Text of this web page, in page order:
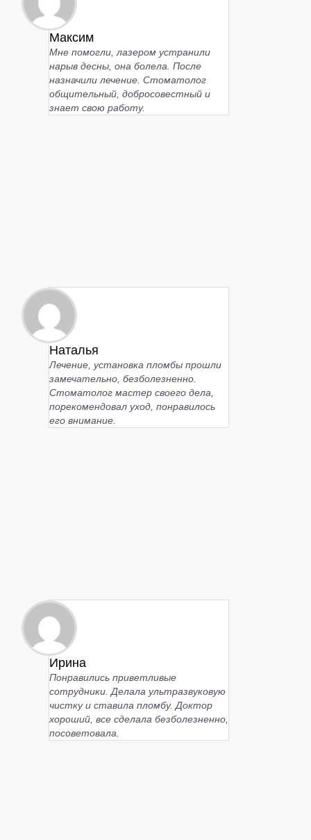
Максим
Мне помогли, лазером устранили
нарыв десны, она болела. После
назначили лечение. Стоматолог
общительный, добросовестный и
знает свою работу.
Наталья
Лечение, установка пломбы прошли
замечательно, безболезненно.
Стоматолог мастер своего дела,
порекомендовал уход, понравилось
его внимание.
Ирина
Понравились приветливые
сотрудники. Делала ультразвуковую
чистку и ставила пломбу. Доктор
хороший, все сделала безболезненно,
посоветовала.